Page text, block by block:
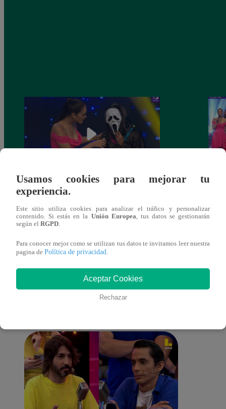
Yo Soy 30 de noviembre del 2018 –
También te puede
interesar
Usamos cookies para mejorar tu
experiencia.
Este sitio utiliza cookies para analizar el tráfico y personalizar
contenido. Si estás en la Unión Europea, tus datos se gestionarán
según el RGPD.
Para conocer mejor como se utilizan tus datos te invitamos leer nuestra
pagina de Política de privacidad.
Aceptar Cookies
Rechazar